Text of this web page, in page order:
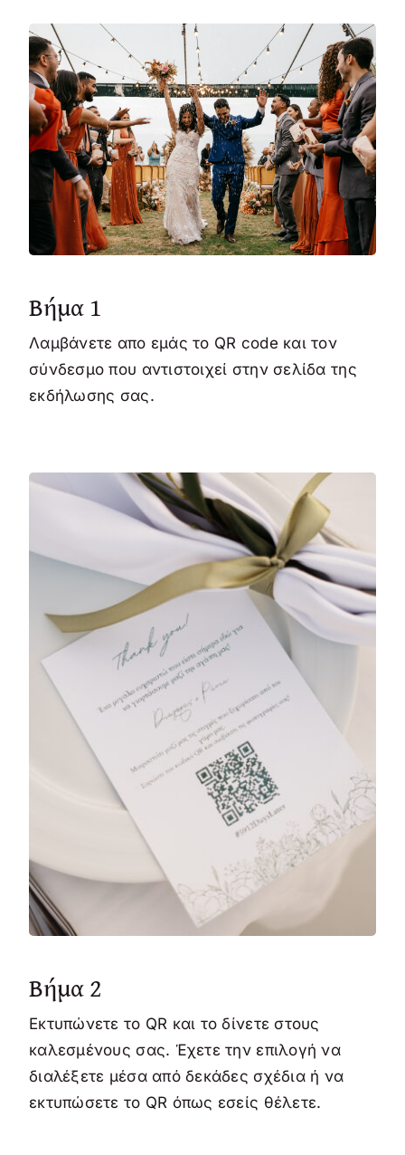
Βήμα 1
Λαμβάνετε απο εμάς το QR code και τον
σύνδεσμο που αντιστοιχεί στην σελίδα της
εκδήλωσης σας.
Βήμα 2
Εκτυπώνετε το QR και το δίνετε στους
καλεσμένους σας. Έχετε την επιλογή να
διαλέξετε μέσα από δεκάδες σχέδια ή να
εκτυπώσετε το QR όπως εσείς θέλετε.